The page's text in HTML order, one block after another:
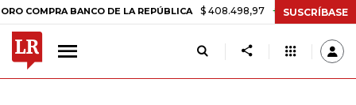
BANCO DE LA REPÚBLICA $ 408.498,97 +$ 8.753,81 +2,19%
SUSCRÍBASE